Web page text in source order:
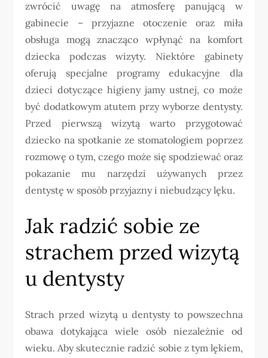
zwrócić uwagę na atmosferę panującą w
gabinecie – przyjazne otoczenie oraz miła
obsługa mogą znacząco wpłynąć na komfort
dziecka podczas wizyty. Niektóre gabinety
oferują specjalne programy edukacyjne dla
dzieci dotyczące higieny jamy ustnej, co może
być dodatkowym atutem przy wyborze dentysty.
Przed pierwszą wizytą warto przygotować
dziecko na spotkanie ze stomatologiem poprzez
rozmowę o tym, czego może się spodziewać oraz
pokazanie mu narzędzi używanych przez
dentystę w sposób przyjazny i niebudzący lęku.
Jak radzić sobie ze
strachem przed wizytą
u dentysty
Strach przed wizytą u dentysty to powszechna
obawa dotykająca wiele osób niezależnie od
wieku. Aby skutecznie radzić sobie z tym lękiem,